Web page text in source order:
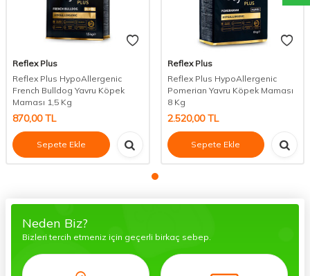
Reflex Plus
Reflex Plus HypoAllergenic
French Bulldog Yavru Köpek
Maması 1,5 Kg
870,00TL
Sepete Ekle
Reflex Plus
Reflex Plus HypoAllergenic
Pomerian Yavru Köpek Maması
8 Kg
2.520,00TL
Sepete Ekle
Neden Biz?
Bizleri tercih etmeniz için geçerli birkaç sebep.